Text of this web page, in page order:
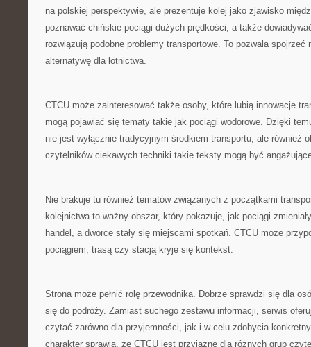
na polskiej perspektywie, ale prezentuje kolej jako zjawisko
poznawać chińskie pociągi dużych prędkości, a także
rozwiązują podobne problemy transportowe. To pozwala
alternatywę dla lotnictwa.
CTCU może zainteresować także osoby, które lubią innowacje
mogą pojawiać się tematy takie jak pociągi wodorowe. Dzięki
nie jest wyłącznie tradycyjnym środkiem transportu, ale również
czytelników ciekawych techniki takie teksty mogą być
Nie brakuje tu również tematów związanych z początkami
kolejnictwa to ważny obszar, który pokazuje, jak pociągi
handel, a dworce stały się miejscami spotkań. CTCU może
pociągiem, trasą czy stacją kryje się kontekst.
Strona może pełnić rolę przewodnika. Dobrze sprawdzi się dla
się do podróży. Zamiast suchego zestawu informacji, serwis
czytać zarówno dla przyjemności, jak i w celu zdobycia
charakter sprawia, że CTCU jest przyjazne dla różnych grup